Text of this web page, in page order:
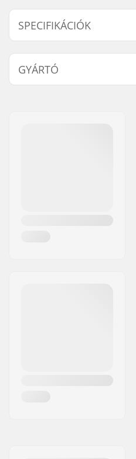
SPECIFIKÁCIÓK
Length:
Width:
Súly:
GYÁRTÓ